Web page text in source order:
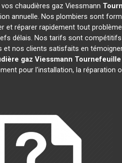
chaudières gaz Viessmann
annuelle. Nos plombiers sont
réparer rapidement tout
délais. Nos tarifs sont
nos clients satisfaits en
gaz Viessmann Tournefeuille
pour l'installation, la réparation